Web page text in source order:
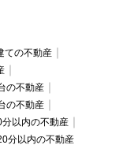
ての不動産
の不動産
の不動産
以内の不動産
分以内の不動産